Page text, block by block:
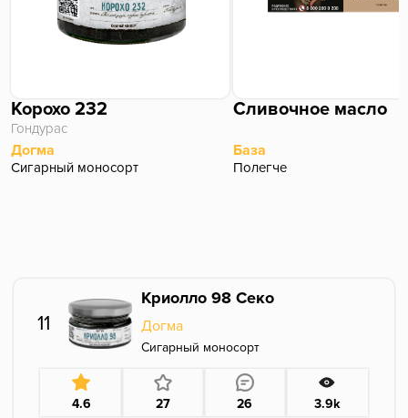
Корохо 232
Гондурас
Догма
Сигарный моносорт
Сливочное масло
База
Полегче
11
Криолло 98 Секо
Догма
Сигарный моносорт
4.6 27 26 3.9k